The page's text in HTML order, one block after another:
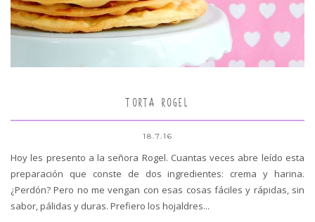
TORTA ROGEL
18.7.16
Hoy les presento a la señora Rogel. Cuantas veces abre leído esta
preparación que conste de dos ingredientes: crema y harina.
¿Perdón? Pero no me vengan con esas cosas fáciles y rápidas, sin
sabor, pálidas y duras. Prefiero los hojaldres...